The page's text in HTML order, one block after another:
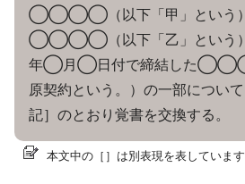
◯◯◯◯（以下「甲」という
◯◯◯◯（以下「乙」という
年◯月◯日付で締結した
原契約という。）の一部につい
記］のとおり覚書を交換する。
本文中の［］は別表現を表しています